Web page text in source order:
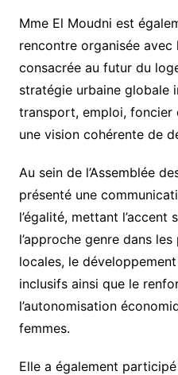
Mme El Moudni est
rencontre organisée avec
consacrée au futur du
stratégie urbaine globale
transport, emploi, foncier
une vision cohérente de
Au sein de l’Assemblée
présenté une
l’égalité, mettant l’accent
l’approche genre dans
locales, le
inclusifs ainsi que le
l’autonomisation
femmes.
Elle a également